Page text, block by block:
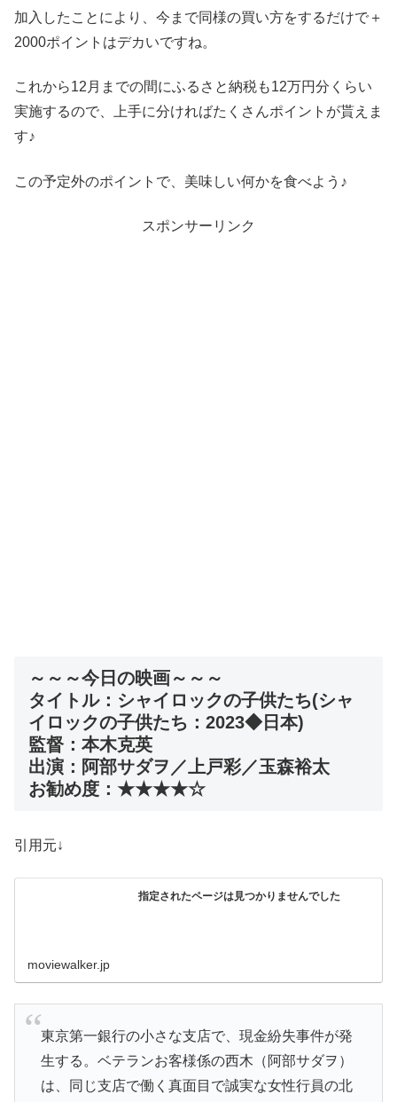
加入したことにより、今まで同様の買い方をするだけで＋
2000ポイントはデカいですね。
これから12月までの間にふるさと納税も12万円分くらい
実施するので、上手に分ければたくさんポイントが貰えま
す♪
この予定外のポイントで、美味しい何かを食べよう♪
スポンサーリンク
～～～今日の映画～～～
タイトル：シャイロックの子供たち(シャ
イロックの子供たち：2023◆日本)
監督：本木克英
出演：阿部サダヲ／上戸彩／玉森裕太
お勧め度：★★★★☆
引用元↓
指定されたページは見つかりませんでした
moviewalker.jp
東京第一銀行の小さな支店で、現金紛失事件が発
生する。ベテランお客様係の西木（阿部サダヲ）
は、同じ支店で働く真面目で誠実な女性行員の北